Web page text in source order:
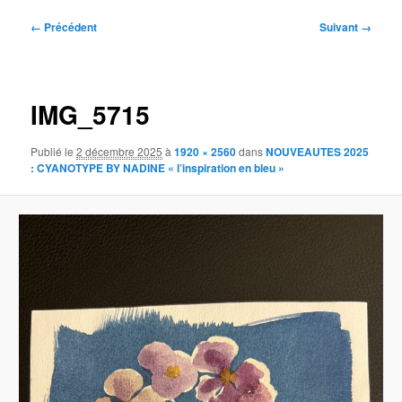
Navigation
← Précédent Suivant →
IMG_5715
Publié le2 décembre 2025 à1920 × 2560dansNOUVEAUTES 2025
: CYANOTYPE BY NADINE « l’inspiration en bleu »